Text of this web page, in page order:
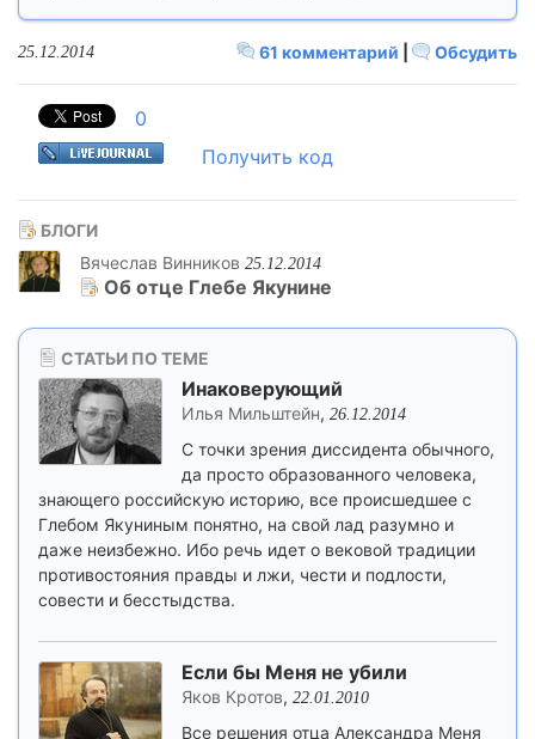
61 комментарий Обсудить
25.12.2014
0
Получить код
БЛОГИ
Вячеслав Винников 25.12.2014
Об отце Глебе Якунине
СТАТЬИ ПО ТЕМЕ
Инаковерующий
Илья Мильштейн, 26.12.2014
С точки зрения диссидента обычного,
да просто образованного человека,
знающего российскую историю, все происшедшее с
Глебом Якуниным понятно, на свой лад разумно и
даже неизбежно. Ибо речь идет о вековой традиции
противостояния правды и лжи, чести и подлости,
совести и бесстыдства.
Если бы Меня не убили
Яков Кротов, 22.01.2010
Все решения отца Александра Меня